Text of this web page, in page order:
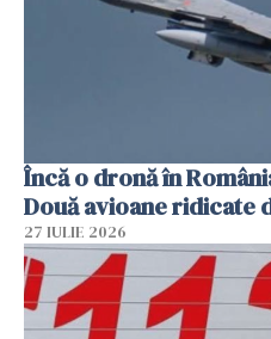
Încă o dronă în
Două avioane ridicate
27 IULIE 2026